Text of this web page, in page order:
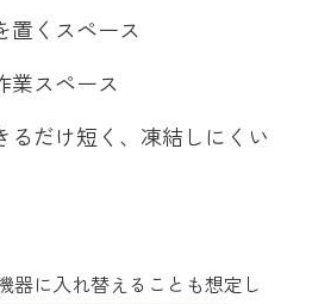
置くスペース
業スペース
るだけ短く、凍結しにくい
器に入れ替えることも想定し